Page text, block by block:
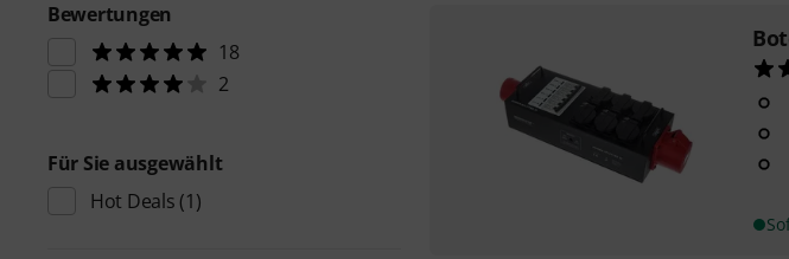
Bewertungen
18
2
Für Sie ausgewählt
Hot Deals (1)